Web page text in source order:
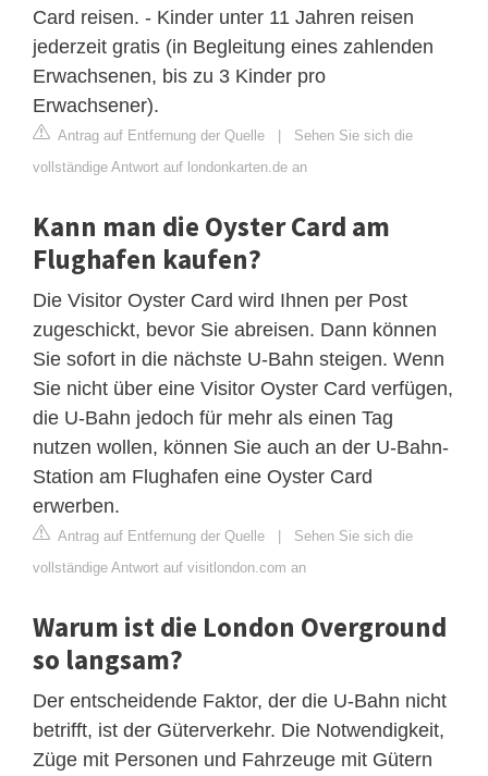
Card reisen. - Kinder unter 11 Jahren reisen
jederzeit gratis (in Begleitung eines zahlenden
Erwachsenen, bis zu 3 Kinder pro
Erwachsener).
Antrag auf Entfernung der Quelle | Sehen Sie sich die
vollständige Antwort auf londonkarten.de an
Kann man die Oyster Card am
Flughafen kaufen?
Die Visitor Oyster Card wird Ihnen per Post
zugeschickt, bevor Sie abreisen. Dann können
Sie sofort in die nächste U-Bahn steigen. Wenn
Sie nicht über eine Visitor Oyster Card verfügen,
die U-Bahn jedoch für mehr als einen Tag
nutzen wollen, können Sie auch an der U-Bahn-
Station am Flughafen eine Oyster Card
erwerben.
Antrag auf Entfernung der Quelle | Sehen Sie sich die
vollständige Antwort auf visitlondon.com an
Warum ist die London Overground
so langsam?
Der entscheidende Faktor, der die U-Bahn nicht
betrifft, ist der Güterverkehr. Die Notwendigkeit,
Züge mit Personen und Fahrzeuge mit Gütern